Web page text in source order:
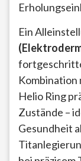
Ein
Helio Ring
Zustände –
Gesundheit